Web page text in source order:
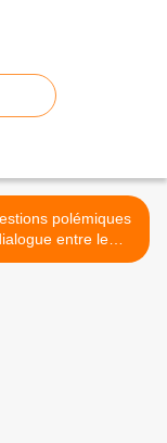
polémiques
entre le
et des